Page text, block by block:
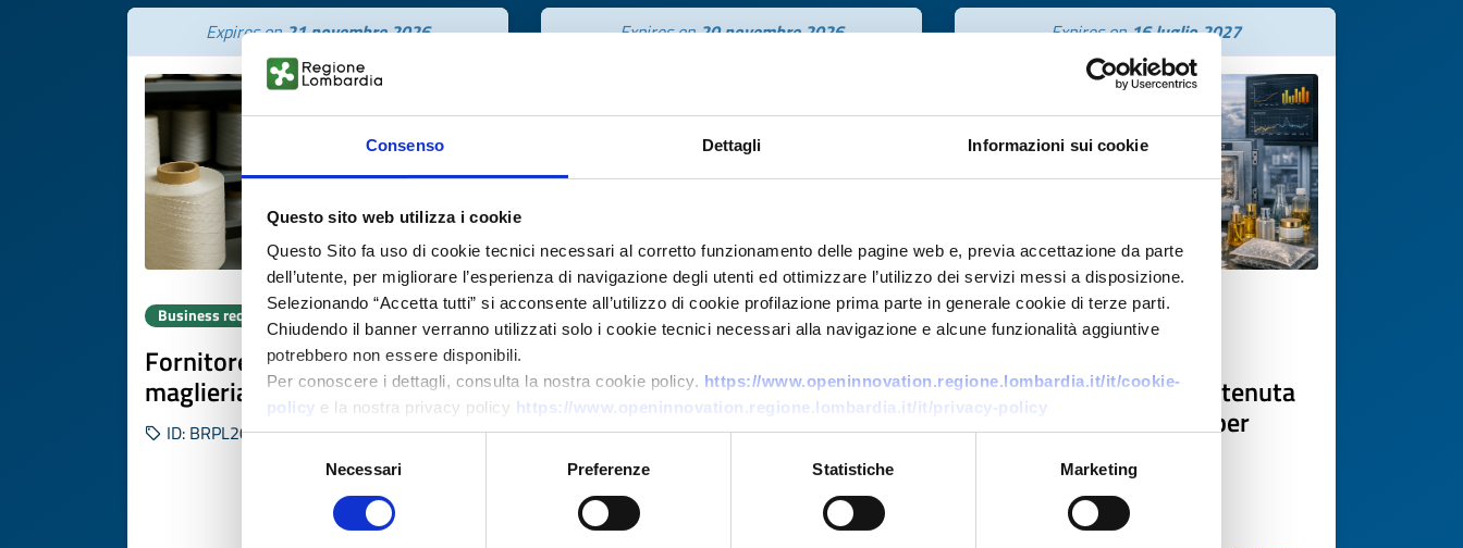
Consenso Dettagli Informazioni sui cookie
Questo sito web utilizza i cookie
Questo Sito fa uso di cookie tecnici necessari al corretto funzionamento delle pagine web e, previa accettazione da parte
dell’utente, per migliorare l’esperienza di navigazione degli utenti ed ottimizzare l’utilizzo dei servizi messi a disposizione.
Selezionando “Accetta tutti” si acconsente all’utilizzo di cookie profilazione prima parte in generale cookie di terze parti.
Chiudendo il banner verranno utilizzati solo i cookie tecnici necessari alla navigazione e alcune funzionalità aggiuntive
potrebbero non essere disponibili.
Per conoscere i dettagli, consulta la nostra cookie policy. https://www.openinnovation.regione.lombardia.it/it/cookie-
policy e la nostra privacy policy https://www.openinnovation.regione.lombardia.it/it/privacy-policy
Selezione
Necessari Preferenze Statistiche Marketing
Expires on21 novembre 2026
Business request
Fornitore di filati hot melt per
maglieria tecnica
ID: BRPL20251105003
Expires on20 novembre 2026
Business request
alimentare polacco cerca nuovi
fornitori di prodotti
ID: BRPL20251120012
Expires on16 luglio 2027
Business request
laboratorio per test di tenuta
packaging cosmetico per
ID: BRPL20260416007